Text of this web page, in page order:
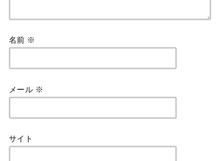
名前 ※
メール ※
サイト